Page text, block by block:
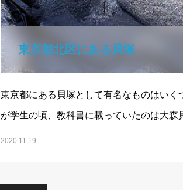
東京都北区にある貝塚
東京都にある貝塚として有名なものはいく
が学生の頃、教科書に載っていたのは大森
大森貝塚といえば東京を代表する貝塚で…
2020.11.19